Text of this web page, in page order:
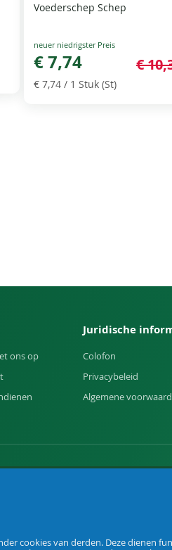
Voederschep Schep
Special
Price
€ 7,74 €
€ 7,74/ 1 Stuk (St)
ons op
Juridische
Colofon
Privacybeleid
Algemene
cookies van derden. Deze dienen